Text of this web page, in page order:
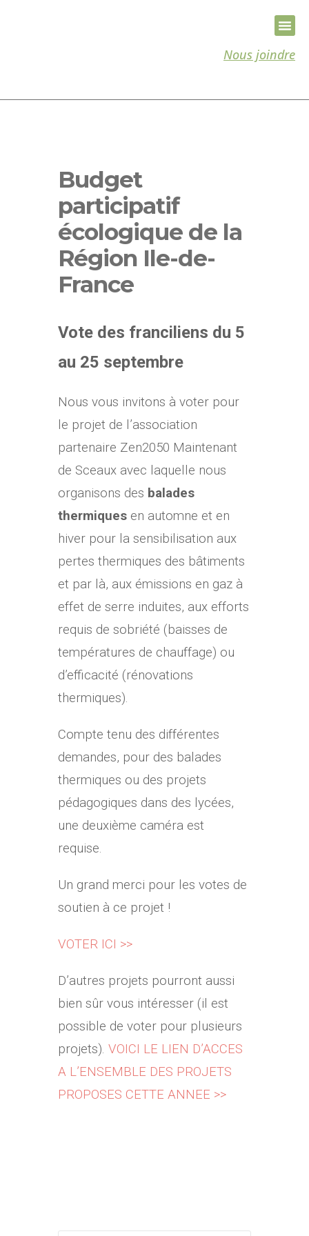
Nous joindre
Budget
participatif
écologique de la
Région Ile-de-
France
Vote des franciliens du 5
au 25 septembre
Nous vous invitons à voter pour
le projet de l’association
partenaire Zen2050 Maintenant
de Sceaux avec laquelle nous
organisons des balades
thermiques en automne et en
hiver pour la sensibilisation aux
pertes thermiques des bâtiments
et par là, aux émissions en gaz à
effet de serre induites, aux efforts
requis de sobriété (baisses de
températures de chauffage) ou
d’efficacité (rénovations
thermiques).
Compte tenu des différentes
demandes, pour des balades
thermiques ou des projets
pédagogiques dans des lycées,
une deuxième caméra est
requise.
Un grand merci pour les votes de
soutien à ce projet !
VOTER ICI >>
D’autres projets pourront aussi
bien sûr vous intéresser (il est
possible de voter pour plusieurs
projets). VOICI LE LIEN D’ACCES
A L’ENSEMBLE DES PROJETS
PROPOSES CETTE ANNEE >>